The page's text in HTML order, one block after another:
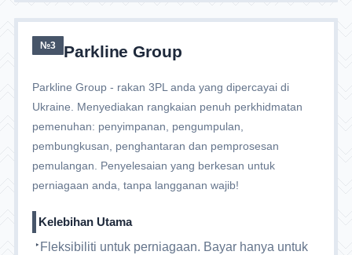
№3 Parkline Group
Parkline Group - rakan 3PL anda yang dipercayai di
Ukraine. Menyediakan rangkaian penuh perkhidmatan
pemenuhan: penyimpanan, pengumpulan,
pembungkusan, penghantaran dan pemprosesan
pemulangan. Penyelesaian yang berkesan untuk
perniagaan anda, tanpa langganan wajib!
Kelebihan Utama
Fleksibiliti untuk perniagaan. Bayar hanya untuk